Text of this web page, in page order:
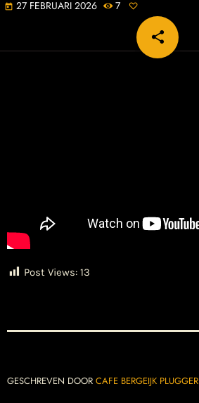
today 27 FEBRUARI 2026 7
share
email
Post Views: 13
GESCHREVEN DOOR CAFE BERGEIJK PLUGGER